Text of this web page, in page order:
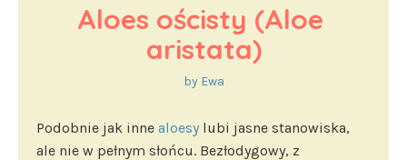
Aloes ościsty (Aloe
aristata)
by Ewa
Podobnie jak inne aloesy lubi jasne stanowiska,
ale nie w pełnym słońcu. Bezłodygowy, z